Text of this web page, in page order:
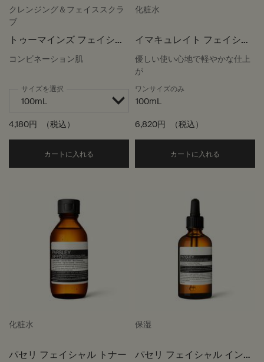
クレンジング＆フェイススクラ
ブ
トゥーマインズ フェイシャ
ル クレンザー
コンビネーション肌
サイズを選択
4,180円 （税込）
カートに入れる Add the トゥーマインズ フェイシャル クレ
化粧水
イマキュレイト フェイシャ
ル トナー
優しい使い心地で軽やかな仕上
が
ワンサイズのみ
100mL
6,820円 （税込）
カートに入れる
化粧水
パセリ フェイシャル トナー
保湿
パセリ フェイシャル インテ